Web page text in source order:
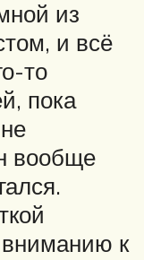
из
и всё
то
пока
вообще
вниманию к